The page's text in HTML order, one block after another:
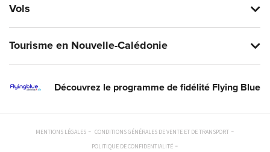
Vols
Tourisme en Nouvelle-Calédonie
Découvrez le programme de fidélité Flying Blue
MENTIONS LÉGALES
CONDITIONS GÉNÉRALES DE VENTE ET DE TRANSPORT
POLITIQUE DE CONFIDENTIALITÉ